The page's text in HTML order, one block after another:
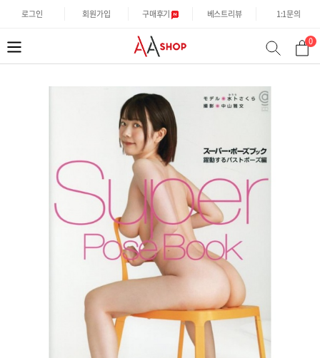
로그인 회원가입 구매후기 베스트리뷰 1:1문의
류
0